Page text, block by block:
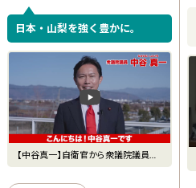
日本・山梨を強く豊かに。
【中谷真一】自衛官から衆議院議員
へ。＃山梨１区 ＃衆議院議員